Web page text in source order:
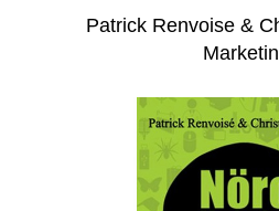
Patrick Renvoise &